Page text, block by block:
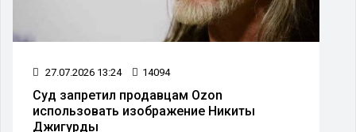
27.07.2026 13:24 14094
Суд запретил продавцам Ozon
использовать изображение Никиты
Джигурды